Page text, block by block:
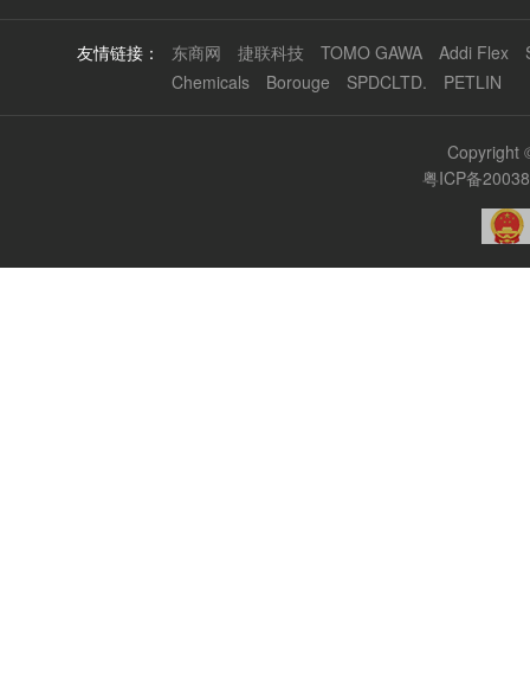
友情链接： 东商网 捷联科技 TOMO GAWA Addi Flex
Chemicals
Borouge SPDCLTD. PETLIN
Copyright
粤ICP备